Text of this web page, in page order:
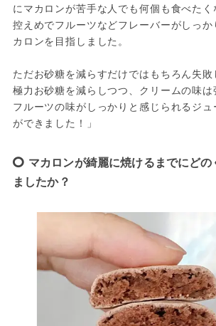
にマカロンが苦手な人でも何個も食べたく
控えめでフルーツなどフレーバーがしっ
カロンを目指しました。
ただお砂糖を減らすだけではもちろん失敗
極力お砂糖を減らしつつ、クリームの味
フルーツの味がしっかりと感じられるジ
ができました！」
マカロンが綺麗に焼けるまでにど
ましたか？